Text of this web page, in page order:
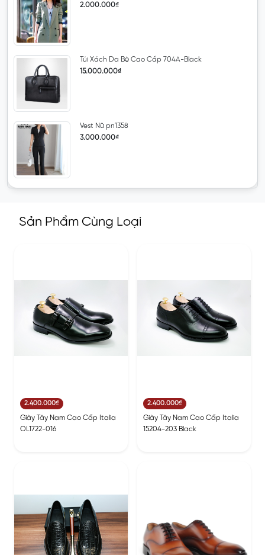
2.000.000₫
Túi Xách Da Bò Cao Cấp 704A-Black
15.000.000₫
Vest Nữ pn1358
3.000.000₫
Sản Phẩm Cùng Loại
2.400.000₫
Giày Tây Nam Cao Cấp Italia
OL1722-016
2.400.000₫
Giày Tây Nam Cao Cấp Italia
15204-203 Black